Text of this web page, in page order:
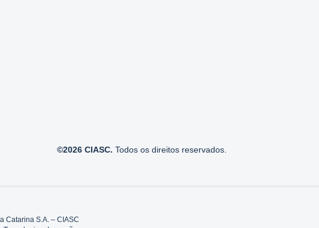
©2026 CIASC. Todos os direitos reservados.
Catarina S.A. – CIASC